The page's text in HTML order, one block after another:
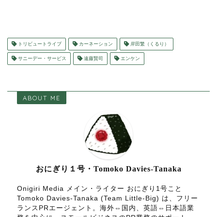
トリビュートライブ カーネーション 岸田繁（くるり）
サニーデー・サービス 遠藤賢司 エンケン
ABOUT ME
おにぎり１号・Tomoko Davies-Tanaka
Onigiri Media メイン・ライター おにぎり1号こと
Tomoko Davies-Tanaka (Team Little-Big) は、フリー
ランスPRエージェント。海外⇔国内、英語⇔日本語業